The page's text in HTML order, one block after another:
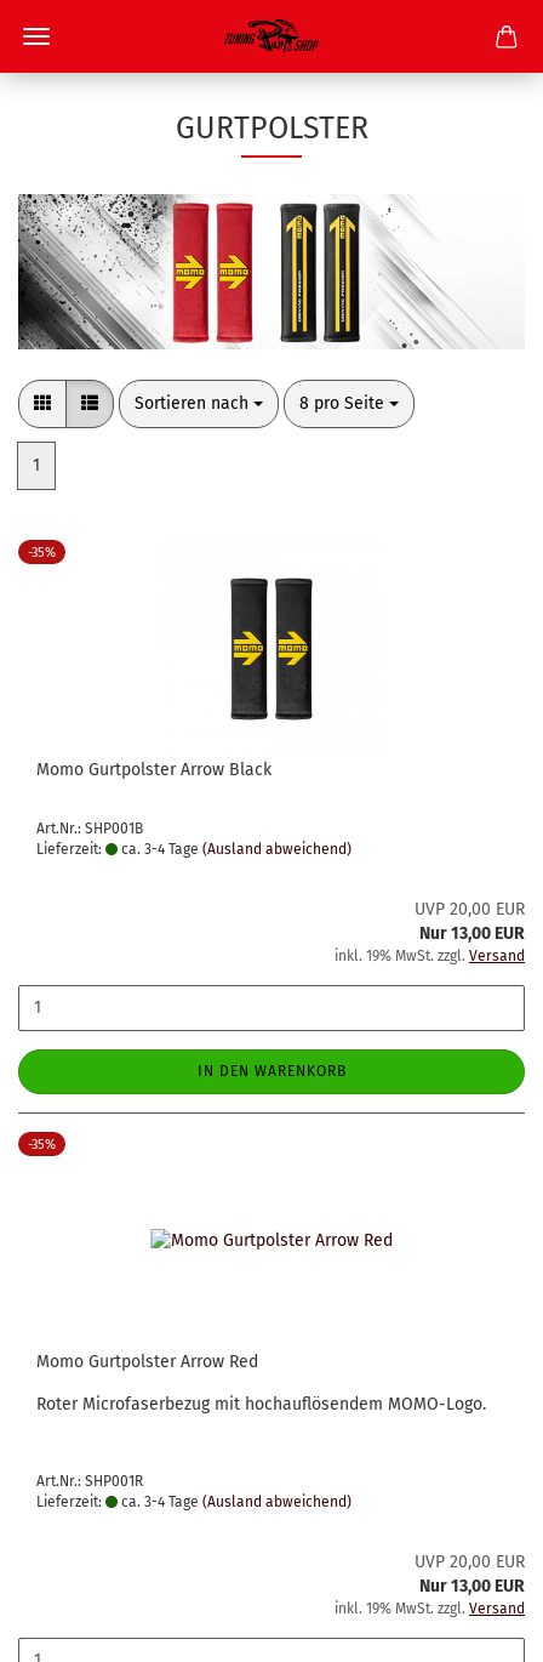
GURTPOLSTER
Sortieren nach
Sortieren nach 8 pro Seite
pro Seite
1
-35%
Momo Gurtpolster Arrow Black
Art.Nr.: SHP001B
Lieferzeit:
ca. 3-4 Tage (Ausland abweichend)
UVP 20,00 EUR
Nur 13,00 EUR
inkl. 19% MwSt. zzgl. Versand
IN DEN WARENKORB
-35%
Momo Gurtpolster Arrow Red
Roter Microfaserbezug mit hochauflösendem MOMO-Logo.
Art.Nr.: SHP001R
Lieferzeit:
ca. 3-4 Tage (Ausland abweichend)
UVP 20,00 EUR
Nur 13,00 EUR
inkl. 19% MwSt. zzgl. Versand